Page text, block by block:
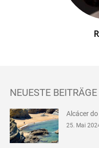
NEUESTE BEITRÄGE
Alcácer do
25. Mai